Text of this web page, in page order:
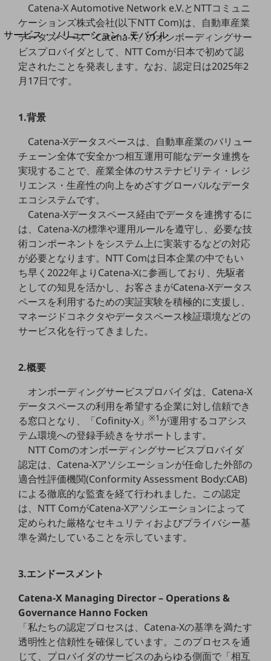
サービス・ソリューション・モバイル
サービス・ソリューションTOP
DXに関する課題を解決する
サービス・ソリューションをご紹介
クラウド・データセンター
電話・映像コミュニケーション
セキュリティ
データ利活用
運用管理
業務支援・マーケティング
課題・ニーズで探す
コミュニケーション・情報共有
マーケティング
業務効率化
災害対策
職場環境整備
地域共創・地方創生
セキュリティ対策
顧客体験（CX）改善
自動化・省電化
人材不足解消
業種・業態で探す
業種・業態で探すTOP
Catena-X Automotive Network e.V.とNTTコミュニ
ケーションズ株式会社(以下NTT Com)は、自動車産業
データスペース「Catena-X」のオンボーディングサー
ビスプロバイダとして、NTT Comが日本で初めて認
定されたことを発表します。なお、認定日は2025年2
月17日です。
1.背景
Catena-Xデータスペースは、自動車産業のバリュー
チェーン全体で安全かつ相互運用可能なデータ連携を
実現することで、産業全体のサステナビリティ・レジ
リエンス・生産性の向上をめざすグローバルなデータ
エコシステムです。
Catena-Xデータスペース経由でデータを連携するに
は、Catena-Xの標準や運用ルールを遵守し、必要な技
術コンポーネントをシステム上に実装するなどの対応
が必要となります。NTT Comは日本企業の中でもい
ち早く2022年よりCatena-Xに参画しており、先駆者
としての知見を活かし、お客さまがCatena-Xデータス
ペースを利用するための実証実験を積極的に支援し、
マネージドコネクタやデータスペース検証環境などの
サービス化を行ってきました。
2.概要
オンボーディングサービスプロバイダは、Catena-X
データスペースの利用を希望する企業に対し信頼でき
る窓口となり、「Cofinity-X」※1が運用するコアシス
テム環境への登録手続きをサポートします。
NTT Comのオンボーディングサービスプロバイダ
認定は、Catena-Xアソシエーションが任命した外部の
適合性評価機関(Conformity Assessment Body:CAB)
による徹底的な監査を経て行われました。この認定
は、NTT ComがCatena-Xアソシエーションによって
定められた厳格なセキュリティおよびプライバシー基
準を満たしていることを示しています。
3.エンドースメント
Catena-X Managing Director – Operations &
Governance Hanno Focken
「私たちの認定プロセスは、Catena-Xの基準を満たす
透明性と信頼性を確保しています。このプロセスを通
じて、プロバイダのサービスのあらゆる側面で「相互